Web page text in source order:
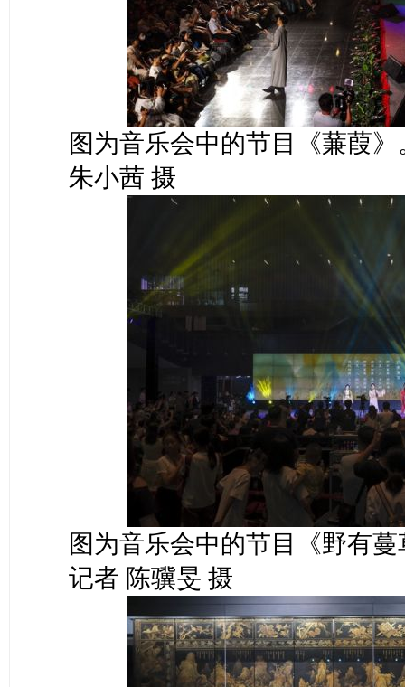
图为音乐会中的节目《蒹葭》
朱小茜 摄
图为音乐会中的节目《野有
记者 陈骥旻 摄